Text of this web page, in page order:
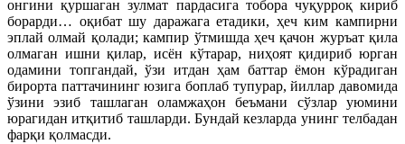
онгини қуршаган зулмат пардасига тобора чуқурроқ кириб
борарди… оқибат шу даражага етадики, ҳеч ким кампирни
эплай олмай қолади; кампир ўтмишда ҳеч қачон журъат қила
олмаган ишни қилар, исён кўтарар, ниҳоят қидириб юрган
одамини топгандай, ўзи итдан ҳам баттар ёмон кўрадиган
бирорта паттачининг юзига боплаб тупурар, йиллар давомида
ўзини эзиб ташлаган оламжаҳон беъмани сўзлар уюмини
юрагидан итқитиб ташларди. Бундай кезларда унинг телбадан
фарқи қолмасди.